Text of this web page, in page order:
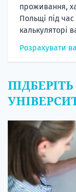
проживання,
Польщі під
калькуляторі
Розрахувати